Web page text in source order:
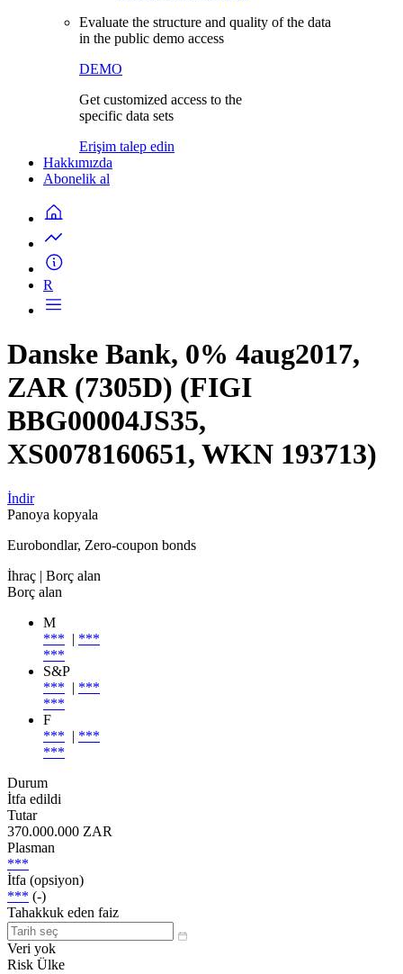
Evaluate the structure and quality of the data
in the public demo access
DEMO
Get customized access to the
specific data sets
Erişim talep edin
Hakkımızda
Abonelik al
R
Danske Bank, 0% 4aug2017,
ZAR (7305D) (FIGI
BBG00004JS35,
XS0078160651, WKN 193713)
İndir
Panoya kopyala
Eurobondlar, Zero-coupon bonds
İhraç | Borç alan
Borç alan
M
*** | ***
***
S&P
*** | ***
***
F
*** | ***
***
Durum
İtfa edildi
Tutar
370.000.000 ZAR
Plasman
***
İtfa (opsiyon)
*** (-)
Tahakkuk eden faiz
Veri yok
Risk Ülke